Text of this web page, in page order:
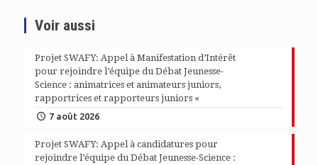
Voir aussi
Projet SWAFY: Appel à Manifestation d’Intérêt
pour rejoindre l’équipe du Débat Jeunesse-
Science : animatrices et animateurs juniors,
rapportrices et rapporteurs juniors «
7 août 2026
Projet SWAFY: Appel à candidatures pour
rejoindre l’équipe du Débat Jeunesse-Science :